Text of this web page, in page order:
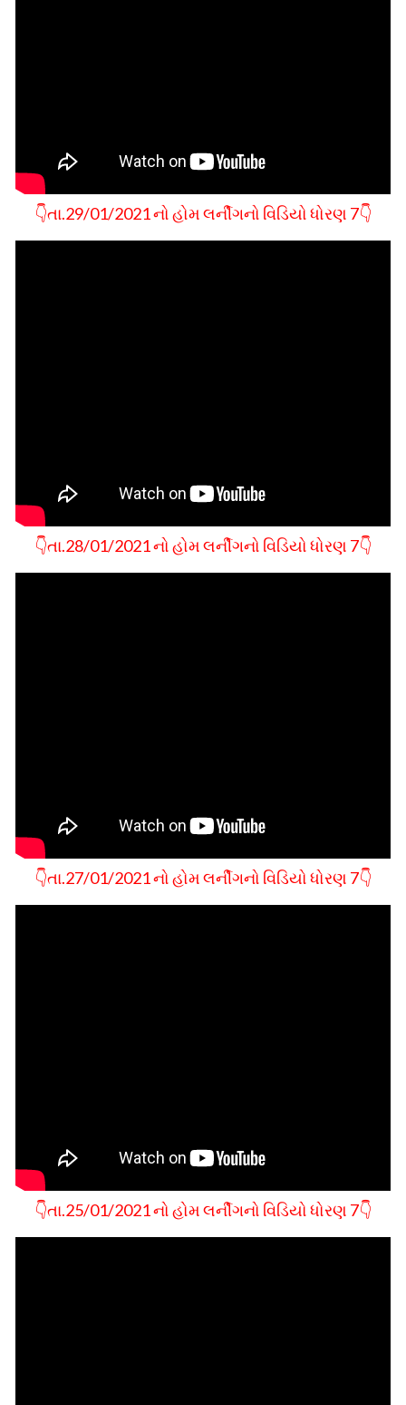
👇તા.29/01/2021 નો હોમ લર્નીગનો વિડિયો ધોરણ 7👇
👇તા.28/01/2021 નો હોમ લર્નીગનો વિડિયો ધોરણ 7👇
👇તા.27/01/2021 નો હોમ લર્નીગનો વિડિયો ધોરણ 7👇
👇તા.25/01/2021 નો હોમ લર્નીગનો વિડિયો ધોરણ 7👇